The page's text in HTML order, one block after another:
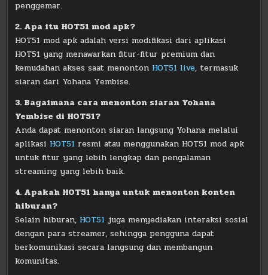
penggemar.
2. Apa itu HOT51 mod apk?
HOT51 mod apk adalah versi modifikasi dari aplikasi
HOT51 yang menawarkan fitur-fitur premium dan
kemudahan akses saat menonton HOT51 live, termasuk
siaran dari Yohana Yembise.
3. Bagaimana cara menonton siaran Yohana
Yembise di HOT51?
Anda dapat menonton siaran langsung Yohana melalui
aplikasi HOT51 resmi atau menggunakan HOT51 mod apk
untuk fitur yang lebih lengkap dan pengalaman
streaming yang lebih baik.
4. Apakah HOT51 hanya untuk menonton konten
hiburan?
Selain hiburan, HOT51 juga menyediakan interaksi sosial
dengan para streamer, sehingga pengguna dapat
berkomunikasi secara langsung dan membangun
komunitas.